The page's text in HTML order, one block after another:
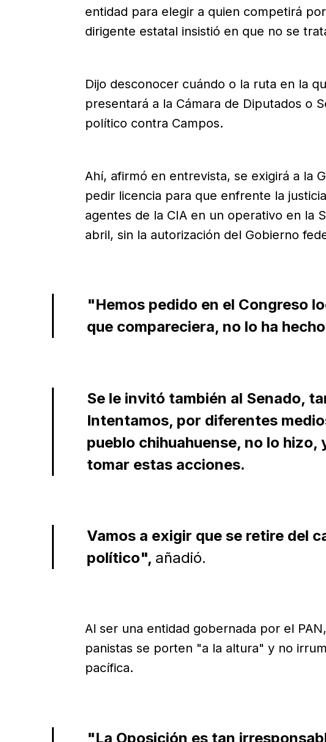
entidad para elegir a quien competirá
dirigente estatal insistió en que no se
Dijo desconocer cuándo o la ruta en la
presentará a la Cámara de Diputados o
político contra Campos.
Ahí, afirmó en entrevista, se exigirá a la
pedir licencia para que enfrente la
agentes de la CIA en un operativo en la
abril, sin la autorización del Gobierno
"Hemos pedido en el Congreso
que compareciera, no lo ha
Se le invitó también al Senado,
Intentamos, por diferentes
pueblo chihuahuense, no lo hizo,
tomar estas acciones.
Vamos a exigir que se retire del
político", añadió.
Al ser una entidad gobernada por el
panistas se porten "a la altura" y no
pacífica.
"La Oposición es tan